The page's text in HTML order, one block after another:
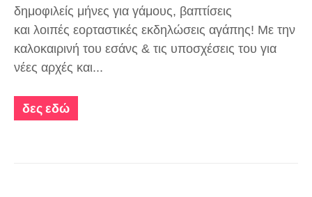
δημοφιλείς μήνες για γάμους, βαπτίσεις
και λοιπές εορταστικές εκδηλώσεις αγάπης! Με την
καλοκαιρινή του εσάνς & τις υποσχέσεις του για
νέες αρχές και...
δες εδώ